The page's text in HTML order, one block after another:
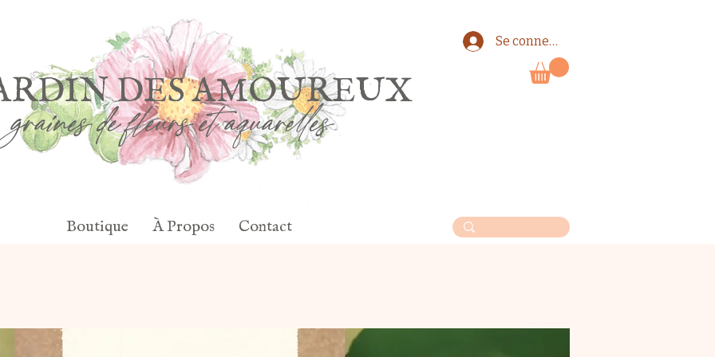
DES AMOUREUX
graines de fleurs et aquarelles
Se connecter
Boutique À Propos Contact